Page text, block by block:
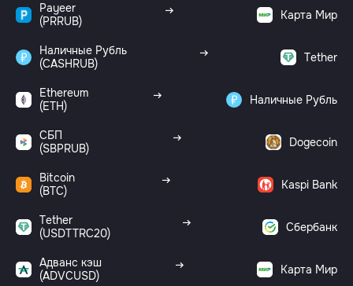
Payeer
(PRRUB)
Карта Мир
Наличные Рубль
(CASHRUB)
Tether
Ethereum
(ETH)
Наличные Рубль
СБП
(SBPRUB)
Dogecoin
Bitcoin
(BTC)
Kaspi Bank
Tether
(USDTTRC20)
Сбербанк
Адванс кэш
(ADVCUSD)
Карта Мир